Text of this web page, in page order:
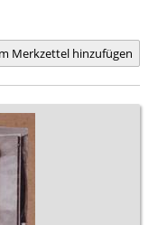
Merkzettel hinzufügen